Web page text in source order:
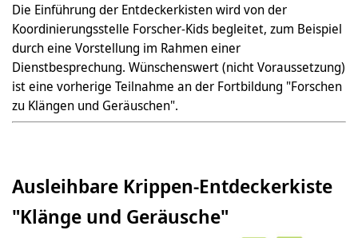
Die Einführung der Entdeckerkisten wird von der
Koordinierungsstelle Forscher-Kids begleitet, zum Beispiel
durch eine Vorstellung im Rahmen einer
Dienstbesprechung. Wünschenswert (nicht Voraussetzung)
ist eine vorherige Teilnahme an der Fortbildung "Forschen
zu Klängen und Geräuschen".
Ausleihbare Krippen-Entdeckerkiste
"Klänge und Geräusche"